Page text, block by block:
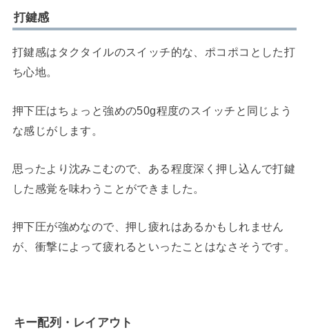
打鍵感
打鍵感はタクタイルのスイッチ的な、ポコポコとした打
ち心地。
押下圧はちょっと強めの50g程度のスイッチと同じよう
な感じがします。
思ったより沈みこむので、ある程度深く押し込んで打鍵
した感覚を味わうことができました。
押下圧が強めなので、押し疲れはあるかもしれません
が、衝撃によって疲れるといったことはなさそうです。
キー配列・レイアウト